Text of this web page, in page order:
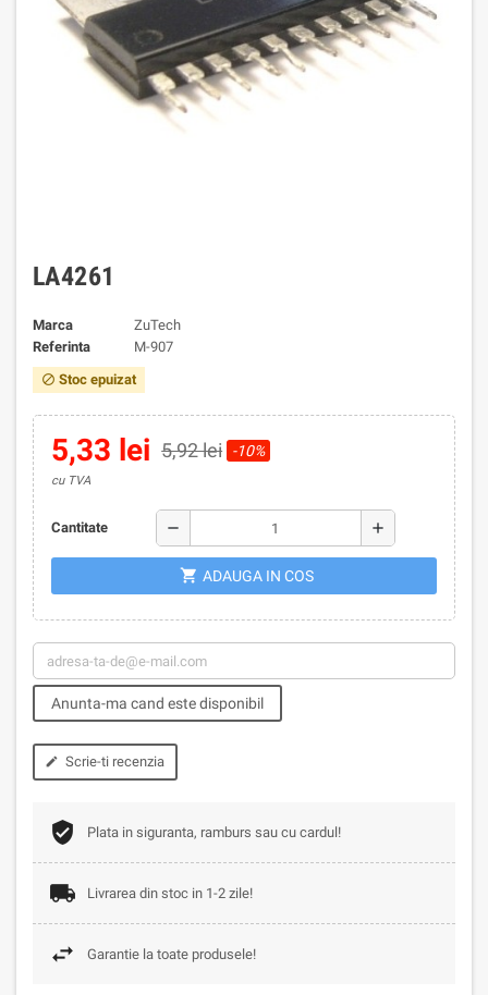
LA4261
Marca
ZuTech
Referinta
M-907
block Stoc epuizat
5,33 lei 5,92 lei -10%
cu TVA
Cantitate remove add
shopping_cart ADAUGA IN COS
Anunta-ma cand este disponibil
edit Scrie-ti recenzia
Plata in siguranta, ramburs sau cu cardul!
Livrarea din stoc in 1-2 zile!
Garantie la toate produsele!